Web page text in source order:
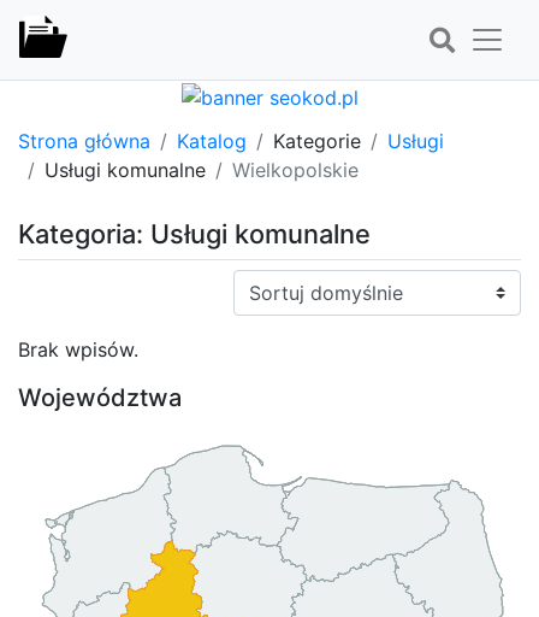
Strona główna Katalog Kategorie
Usługi
Usługi komunalne
Wielkopolskie
Kategoria: Usługi komunalne
Sortuj:
Brak wpisów.
Województwa